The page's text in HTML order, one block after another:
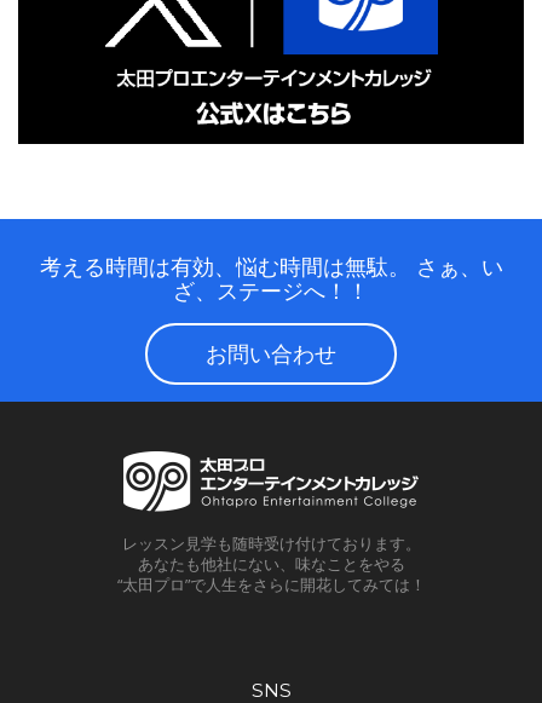
考える時間は有効、悩む時間は無駄。
さぁ、い
ざ、ステージへ！！
お問い合わせ
レッスン見学も随時受け付けております。
あなたも他社にない、味なことをやる
“太田プロ”で人生をさらに開花してみては！
SNS